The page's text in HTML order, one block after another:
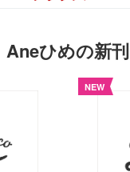
Aneひめの新刊
NEW